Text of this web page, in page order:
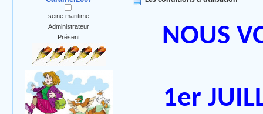
seine maritime
Administrateur
Présent
NOUS
1er